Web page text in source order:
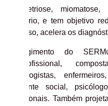
endometriose,
climatério, e tem objetivo
Com isso, acelera os
O regimento do
multiprofissional,
ginecologistas,
assistente social,
profissionais. Também